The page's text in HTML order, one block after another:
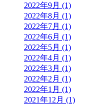
2022年9月 (1)
2022年8月 (1)
2022年7月 (1)
2022年6月 (1)
2022年5月 (1)
2022年4月 (1)
2022年3月 (1)
2022年2月 (1)
2022年1月 (1)
2021年12月 (1)